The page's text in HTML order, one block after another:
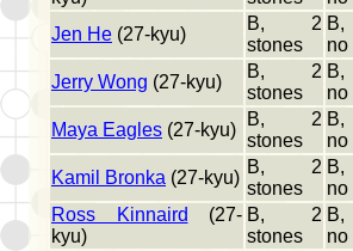
Jen He (27-kyu)
B, 2
stones
B,
no
Jerry Wong (27-kyu)
B, 2
stones
B,
no
Maya Eagles (27-kyu)
B, 2
stones
B,
no
Kamil Bronka (27-kyu)
B, 2
stones
B,
no
Ross Kinnaird (27-
kyu)
B, 2
stones
B,
no